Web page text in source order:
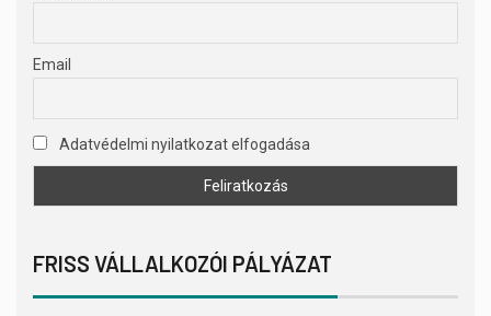
Email
Adatvédelmi nyilatkozat elfogadása
FRISS VÁLLALKOZÓI PÁLYÁZAT